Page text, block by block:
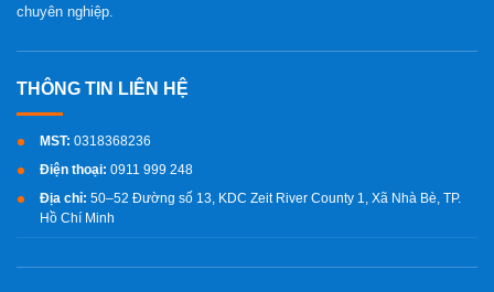
chuyên nghiệp.
MST: 0318368236
Điện thoại: 0911 999 248
Địa chỉ: 50–52 Đường số 13, KDC Zeit River County 1, Xã Nhà Bè, TP.
Hồ Chí Minh